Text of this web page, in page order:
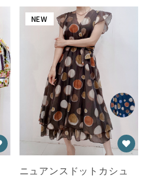
NEW
ニュアンスドットカシュ